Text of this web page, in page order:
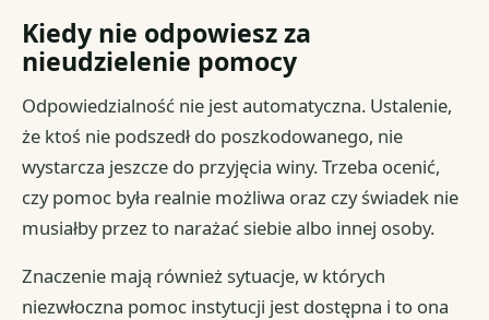
Kiedy nie odpowiesz za
nieudzielenie pomocy
Odpowiedzialność nie jest automatyczna. Ustalenie,
że ktoś nie podszedł do poszkodowanego, nie
wystarcza jeszcze do przyjęcia winy. Trzeba ocenić,
czy pomoc była realnie możliwa oraz czy świadek nie
musiałby przez to narażać siebie albo innej osoby.
Znaczenie mają również sytuacje, w których
niezwłoczna pomoc instytucji jest dostępna i to ona